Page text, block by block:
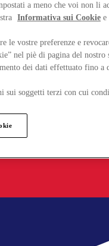
a meno che voi non li
Informativa sui Cookie e
le vostre preferenze e
nel piè di pagina del
dei dati effettuato fino a
sui soggetti terzi con cui